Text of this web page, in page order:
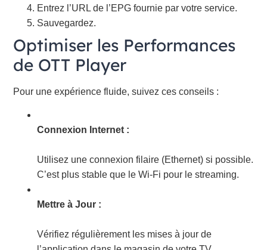
Entrez l’URL de l’EPG fournie par votre service.
Sauvegardez.
Optimiser les Performances
de OTT Player
Pour une expérience fluide, suivez ces conseils :
Connexion Internet :
Utilisez une connexion filaire (Ethernet) si possible.
C’est plus stable que le Wi-Fi pour le streaming.
Mettre à Jour :
Vérifiez régulièrement les mises à jour de